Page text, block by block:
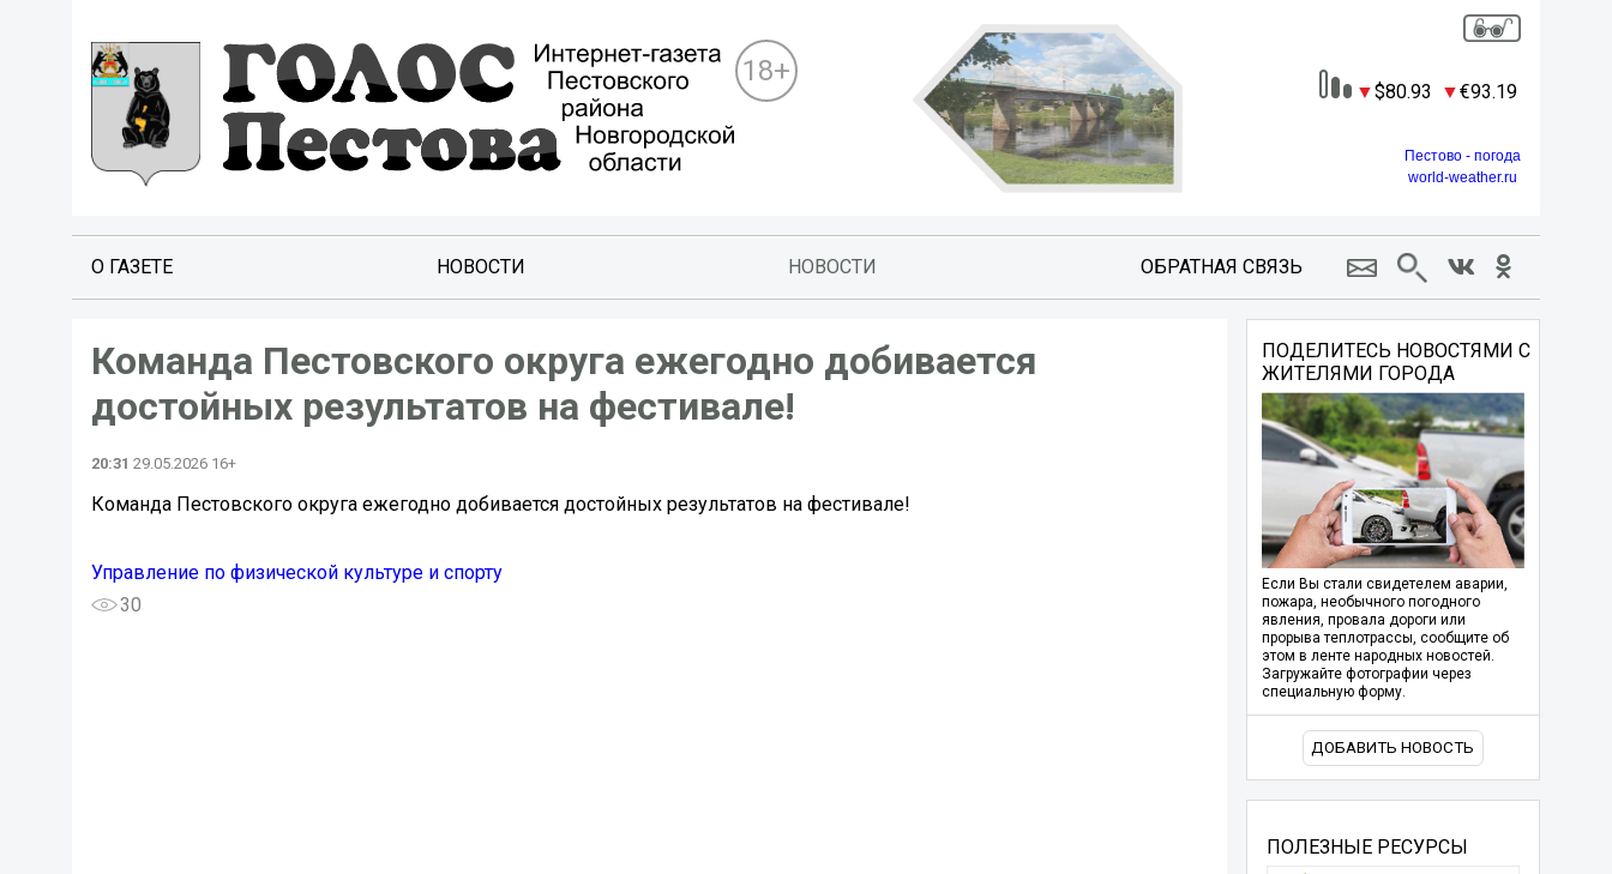
18+
80.93 93.19
Пестово - погода
world-weather.ru
О ГАЗЕТЕ НОВОСТИ НОВОСТИ ОБРАТНАЯ СВЯЗЬ
Команда Пестовского округа ежегодно добивается
достойных результатов на фестивале!
20:31 29.05.2026 16+
Команда Пестовского округа ежегодно добивается достойных результатов на фестивале!
Управление по физической культуре и спорту
30
ПОДЕЛИТЕСЬ НОВОСТЯМИ С
ЖИТЕЛЯМИ ГОРОДА
Если Вы стали свидетелем аварии,
пожара, необычного погодного
явления, провала дороги или
прорыва теплотрассы, сообщите об
этом в ленте народных новостей.
Загружайте фотографии через
специальную форму.
ДОБАВИТЬ НОВОСТЬ
ПОЛЕЗНЫЕ РЕСУРСЫ